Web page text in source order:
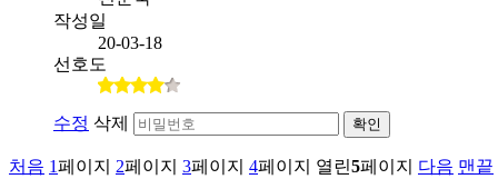
작성일
20-03-18
선호도
수정 삭제 확인
처음 1페이지 2페이지 3페이지 4페이지 열린5페이지 다음 맨끝